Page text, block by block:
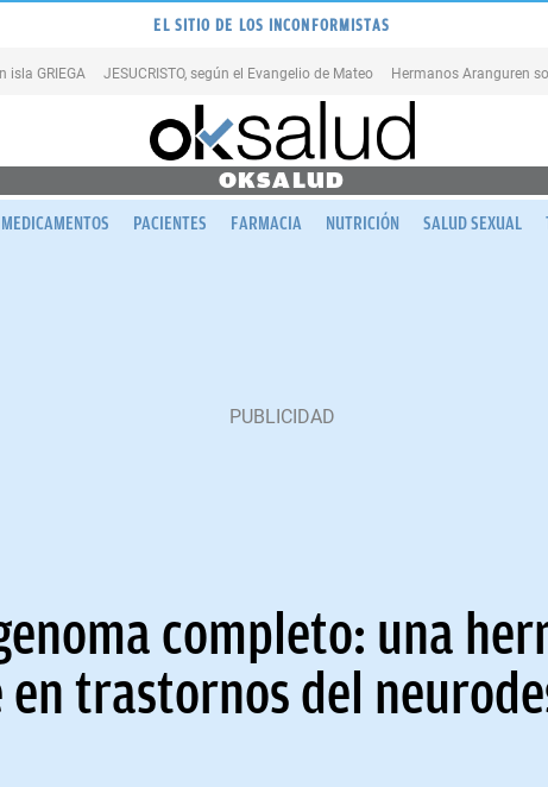
EL SITIO DE LOS INCONFORMISTAS
isla GRIEGA JESUCRISTO, según el Evangelio de Mateo Hermanos Aranguren
OKSALUD
MEDICAMENTOS PACIENTES FARMACIA NUTRICIÓN SALUD SEXUAL
completo: una
trastornos del